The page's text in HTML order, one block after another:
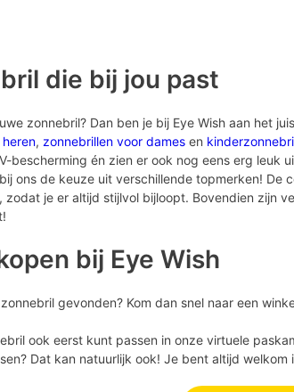
die bij jou past
zonnebril? Dan ben je bij Eye Wish aan het
, zonnebrillen voor dames en
bescherming én zien er ook nog eens erg leuk
ons de keuze uit verschillende topmerken! De
zodat je er altijd stijlvol bijloopt. Bovendien zijn
bij Eye Wish
gevonden? Kom dan snel naar een
ook eerst kunt passen in onze virtuele
Dat kan natuurlijk ook! Je bent altijd welkom